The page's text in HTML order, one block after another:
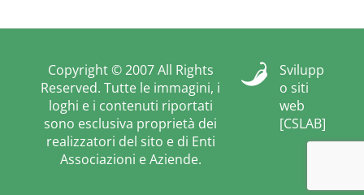
Copyright © 2007 All Rights
Reserved. Tutte le immagini, i
loghi e i contenuti riportati
sono esclusiva proprietà dei
realizzatori del sito e di Enti
Associazioni e Aziende.
Svilupp
o siti
web
[CSLAB]